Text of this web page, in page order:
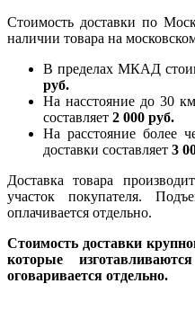
Стоимость доставки по
наличии товара на
В пределах МКАД
руб.
На насcтояние до 30
составляет 2 000 руб.
На расстояние более
доставки составляет 3
Доставка товара
участок покупателя.
оплачивается отдельно.
Стоимость доставки
которые
оговаривается отдельно.